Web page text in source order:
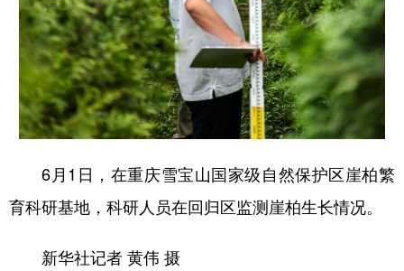
6月1日，在重庆雪宝山国家级自然保护区崖柏繁
育科研基地，科研人员在回归区监测崖柏生长情况。
新华社记者 黄伟 摄